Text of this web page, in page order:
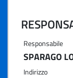
Responsabile
SPARAGO
Indirizzo